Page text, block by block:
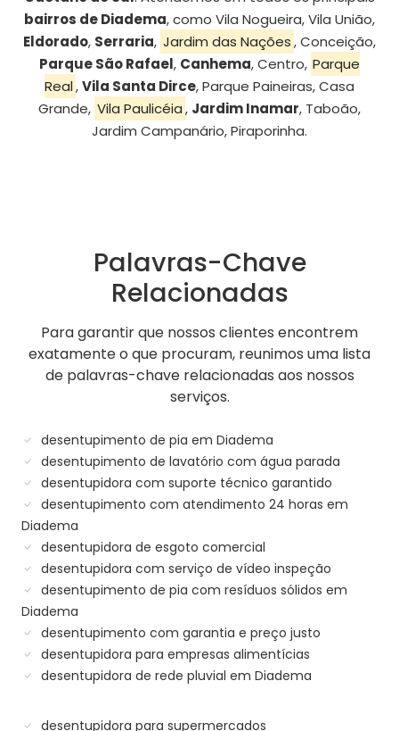
bairros de Diadema, como Vila Nogueira, Vila União,
Eldorado, Serraria, Jardim das Nações, Conceição,
Parque São Rafael, Canhema, Centro, Parque
Real,Vila Santa Dirce, Parque Paineiras, Casa
Grande, Vila Paulicéia, Jardim Inamar, Taboão,
Jardim Campanário, Piraporinha.
Palavras-Chave
Relacionadas
Para garantir que nossos clientes encontrem
exatamente o que procuram, reunimos uma lista
de palavras-chave relacionadas aos nossos
serviços.
desentupimento de pia em Diadema
desentupimento de lavatório com água parada
desentupidora com suporte técnico garantido
desentupimento com atendimento 24 horas em
Diadema
desentupidora de esgoto comercial
desentupidora com serviço de vídeo inspeção
desentupimento de pia com resíduos sólidos em
Diadema
desentupimento com garantia e preço justo
desentupidora para empresas alimentícias
desentupidora de rede pluvial em Diadema
desentupidora para supermercados